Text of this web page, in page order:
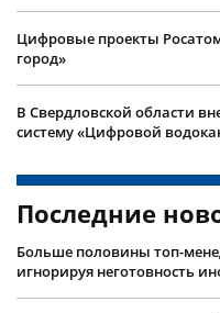
Цифровые проекты
город»
В Свердловской области
систему «Цифровой
Последние
Больше половины топ-
игнорируя неготовность